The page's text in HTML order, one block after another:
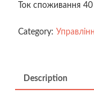
Ток споживання
Category:
Description